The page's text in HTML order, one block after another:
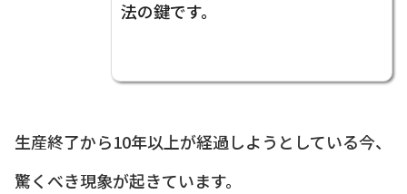
法の鍵です。
生産終了から10年以上が経過しようとしている今、
驚くべき現象が起きています。